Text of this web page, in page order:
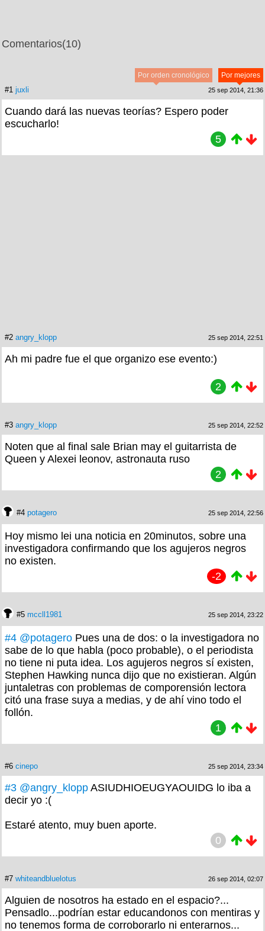
Comentarios(10)
Por mejores
Por orden cronológico
#1 juxli 25 sep 2014, 21:36
Cuando dará las nuevas teorías? Espero poder
escucharlo!
5
#2 angry_klopp 25 sep 2014, 22:51
Ah mi padre fue el que organizo ese evento:)
2
#3 angry_klopp 25 sep 2014, 22:52
Noten que al final sale Brian may el guitarrista de
Queen y Alexei leonov, astronauta ruso
2
#4 potagero 25 sep 2014, 22:56
Hoy mismo lei una noticia en 20minutos, sobre una
investigadora confirmando que los agujeros negros
no existen.
-2
#5 mccll1981 25 sep 2014, 23:22
#4 @potagero Pues una de dos: o la investigadora no
sabe de lo que habla (poco probable), o el periodista
no tiene ni puta idea. Los agujeros negros sí existen,
Stephen Hawking nunca dijo que no existieran. Algún
juntaletras con problemas de comporensión lectora
citó una frase suya a medias, y de ahí vino todo el
follón.
1
#6 cinepo 25 sep 2014, 23:34
#3 @angry_klopp ASIUDHIOEUGYAOUIDG lo iba a
decir yo :(
Estaré atento, muy buen aporte.
0
#7 whiteandbluelotus 26 sep 2014, 02:07
Alguien de nosotros ha estado en el espacio?...
Pensadlo...podrían estar educandonos con mentiras y
no tenemos forma de corroborarlo ni enterarnos...